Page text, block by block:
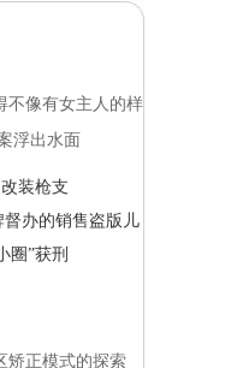
不像有女主人的样
浮出水面
装枪支
督办的销售盗版儿
圈”获刑
矫正模式的探索